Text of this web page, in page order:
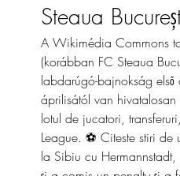
Steaua
A Wikimédia Commons
(korábban FC Steaua
labdarúgó-bajnokság
áprilisától van
lotul de jucatori,
League. ⚽ Citeste stiri
la Sibiu cu